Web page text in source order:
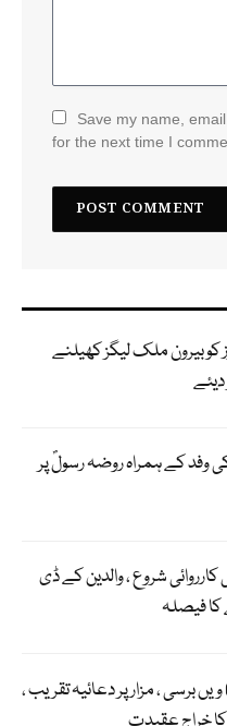
Save my name,
for the next time I
بیرون ملک لیگز کھیلنے
وفد کے ہمراہ روضہ رسولؐ پر
شروع ، والدین کے ڈی
فیصلہ
میجر طفیل شہید کی 68 ویں برسی ، مزار پر دعائیہ تقریب ،